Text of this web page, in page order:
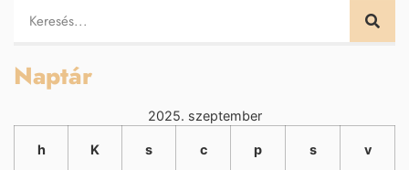
Naptár
2025. szeptember
h K s c p s v